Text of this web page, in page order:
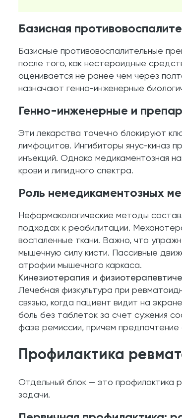
Базисная
Базисные противовоспалительные
после того, как нестероидные
оценивается не ранее чем через
назначают генно-инженерные
Генно-инженерные и
Эти лекарства точечно блокируют
лимфоцитов. Ингибиторы янус-киназ
инъекций. Однако медикаментозная
крови и липидного спектра.
Роль немедикаментозных
Нефармакологические методы
подходах к реабилитации.
воспаленные ткани. Важно, что
мышечную силу кисти. Пассивные
атрофии мышечного каркаса.
Кинезиотерапия и
Лечебная физкультура при
связью, когда пациент видит на
боль без таблеток за счет сужения
фазе ремиссии, причем
Профилактика
Отдельный блок — это профилактика
задачи.